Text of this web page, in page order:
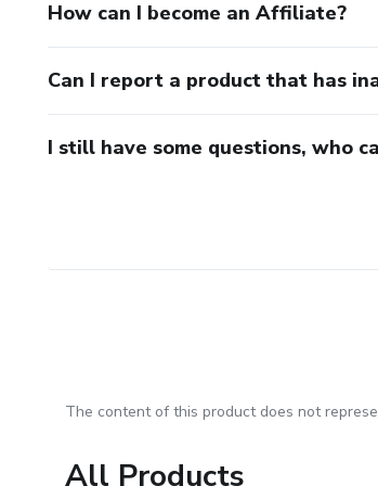
How can I become an Affiliate?
Can I report a product that has
I still have some questions, who
The content of this product does not
All Products